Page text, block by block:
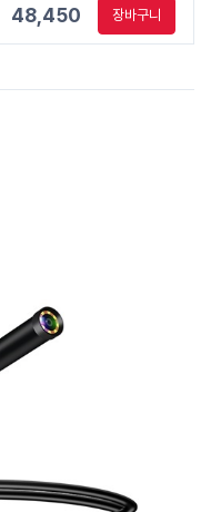
48,450 장바구니